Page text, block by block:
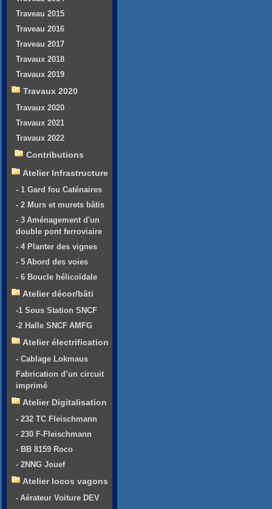
Traveau 2015
Traveau 2016
Traveau 2017
Travaux 2018
Travaux 2019
Travaux 2020
Travaux 2020
Travaux 2021
Travaux 2022
Contributions
Atelier Infrastructure
- 1 Gard fou Caténaires
- 2 Murs et murets bâtis
- 3 Aménagement d'un
double pont ferroviaire
- 4 Planter des vignes
- 5 Abord des voies
- 6 Boucle hélicoïdale
Atelier décor/bâti
-1 Sous Station SNCF
-2 Halle SNCF AMFG
Atelier électrification
- Cablage Lokmaus
Fabrication d’un circuit
imprimé
Atelier Digitalisation
- 232 TC Fleischmann
- 230 F-Fleischmann
- BB 8159 Roco
- 2NNG Jouef
Atelier locos vagons
- Aérateur Voiture DEV